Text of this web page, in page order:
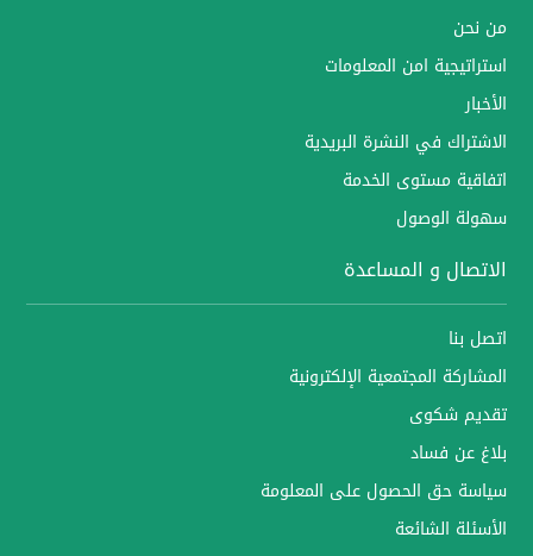
من نحن
استراتيجية امن المعلومات
الأخبار
الاشتراك في النشرة البريدية
اتفاقية مستوى الخدمة
سهولة الوصول
الاتصال و المساعدة
اتصل بنا
المشاركة المجتمعية الإلكترونية
تقديم شكوى
بلاغ عن فساد
سياسة حق الحصول على المعلومة
الأسئلة الشائعة